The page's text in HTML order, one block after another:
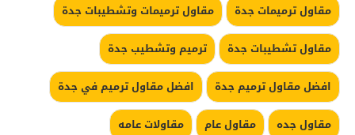
مقاول ترميمات جدة
مقاول ترميمات وتشطيبات جدة
مقاول تشطيبات جدة
ترميم وتشطيب جدة
افضل مقاول ترميم جدة
افضل مقاول ترميم في جدة
مقاول جده
مقاول عام
مقاولات عامه